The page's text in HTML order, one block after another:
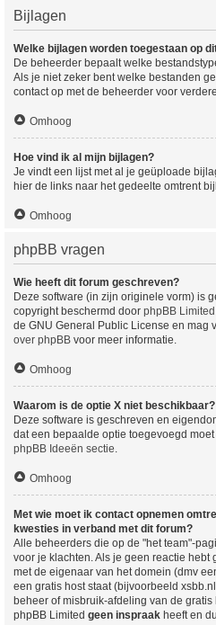
Bijlagen
Welke bijlagen worden toegestaan op
De beheerder bepaalt welke
Als je niet zeker bent welke bestanden
contact op met de beheerder voor
Omhoog
Hoe vind ik al mijn bijlagen?
Je vindt een lijst met al je geüploade
hier de links naar het gedeelte omtrent
Omhoog
phpBB vragen
Wie heeft dit forum geschreven?
Deze software (in zijn originele vorm) is
copyright beschermd door phpBB Limited
de GNU General Public License en mag
over phpBB voor meer informatie.
Omhoog
Waarom is de optie X niet beschikbaar?
Deze software is geschreven en
dat een bepaalde optie toegevoegd
phpBB Ideeën sectie.
Omhoog
Met wie moet ik contact opnemen
kwesties in verband met dit forum?
Alle beheerders die op de "het team"-
voor je klachten. Als je geen reactie hebt
met de eigenaar van het domein (dmv
een gratis host staat (bijvoorbeeld
beheer of misbruik-afdeling van de
phpBB Limited geen inspraak heeft en